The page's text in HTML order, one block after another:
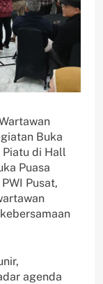
Buka
Piatu di Hall
Puasa
Pusat,
agenda